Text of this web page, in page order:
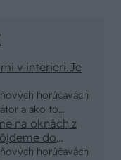
horúčavách
a ako to
v interieri.Je
horúčavách
na oknách z
do